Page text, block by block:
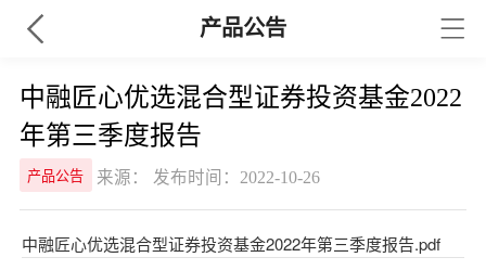
产品公告
中融匠心优选混合型证券投资基金2022
年第三季度报告
产品公告 来源： 发布时间：2022-10-26
中融匠心优选混合型证券投资基金2022年第三季度报告.pdf